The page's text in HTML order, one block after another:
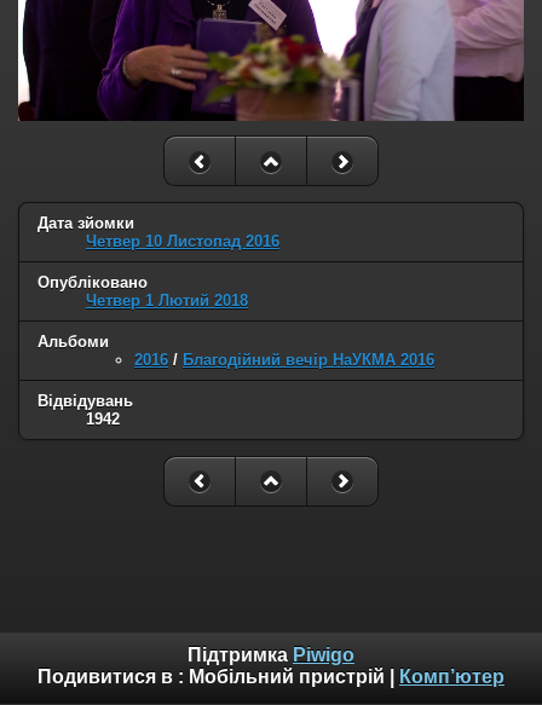
Дата зйомки
Четвер 10 Листопад 2016
Опубліковано
Четвер 1 Лютий 2018
Альбоми
2016 / Благодійний вечір НаУКМА 2016
Відвідувань
1942
Підтримка Piwigo
Подивитися в : Мобільний пристрій Комп’ютер